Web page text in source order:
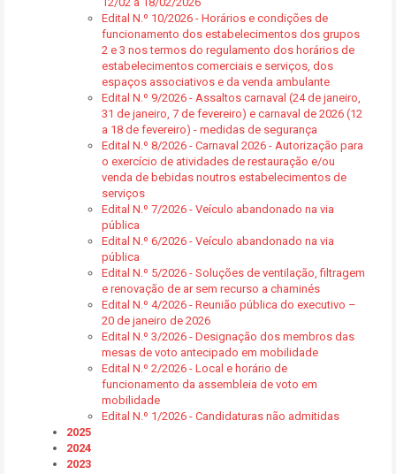
Edital N.º 10/2026 - Horários e condições de
funcionamento dos estabelecimentos dos grupos
2 e 3 nos termos do regulamento dos horários de
estabelecimentos comerciais e serviços, dos
espaços associativos e da venda ambulante
Edital N.º 9/2026 - Assaltos carnaval (24 de janeiro,
31 de janeiro, 7 de fevereiro) e carnaval de 2026 (12
a 18 de fevereiro) - medidas de segurança
Edital N.º 8/2026 - Carnaval 2026 - Autorização para
o exercício de atividades de restauração e/ou
venda de bebidas noutros estabelecimentos de
serviços
Edital N.º 7/2026 - Veículo abandonado na via
pública
Edital N.º 6/2026 - Veículo abandonado na via
pública
Edital N.º 5/2026 - Soluções de ventilação, filtragem
e renovação de ar sem recurso a chaminés
Edital N.º 4/2026 - Reunião pública do executivo –
20 de janeiro de 2026
Edital N.º 3/2026 - Designação dos membros das
mesas de voto antecipado em mobilidade
Edital N.º 2/2026 - Local e horário de
funcionamento da assembleia de voto em
mobilidade
Edital N.º 1/2026 - Candidaturas não admitidas
2025
2024
2023